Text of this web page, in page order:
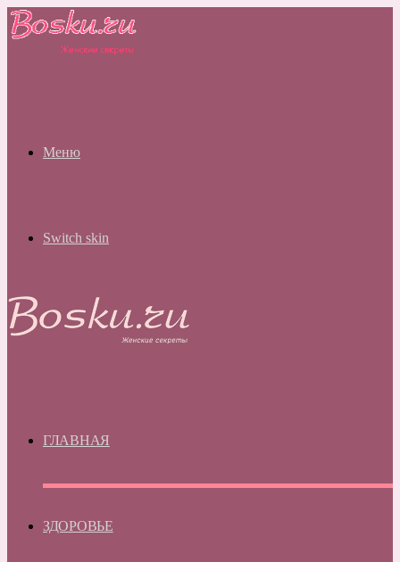
Меню
Switch skin
ГЛАВНАЯ
ЗДОРОВЬЕ